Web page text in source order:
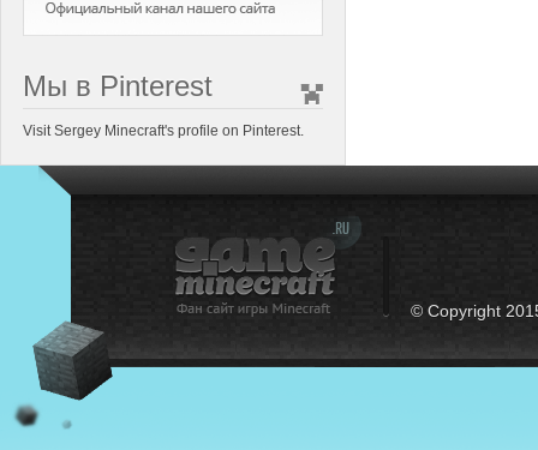
Мы в Pinterest
Visit Sergey Minecraft's profile on Pinterest.
© Copyright